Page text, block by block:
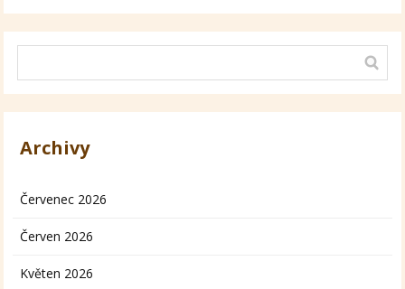
Archivy
Červenec 2026
Červen 2026
Květen 2026